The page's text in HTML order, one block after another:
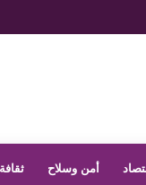
أمن وسلاح